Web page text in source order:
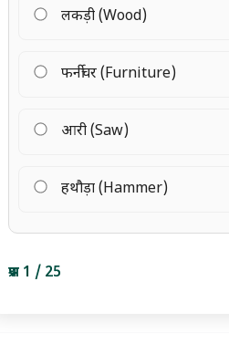
लकड़ी (Wood)
फर्नीचर (Furniture)
आरी (Saw)
हथौड़ा (Hammer)
प्रश्न 1 / 25